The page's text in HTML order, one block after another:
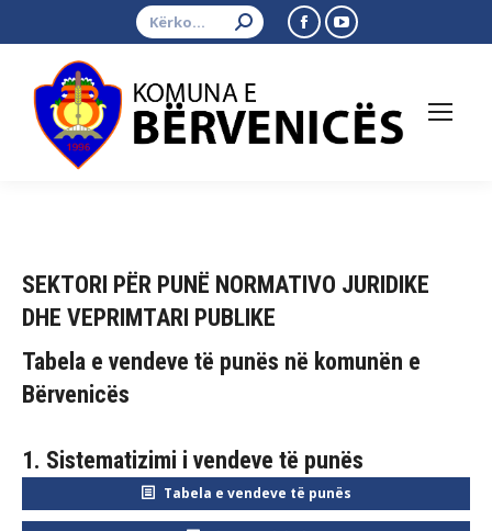
Search:
Facebook
new
YouTube
SEKTORI PËR PUNË NORMATIVO JURIDIKE
DHE VEPRIMTARI PUBLIKE
Tabela e vendeve të punës në komunën e
Bërvenicës
1. Sistematizimi i vendeve të punës
Tabela e vendeve të punës